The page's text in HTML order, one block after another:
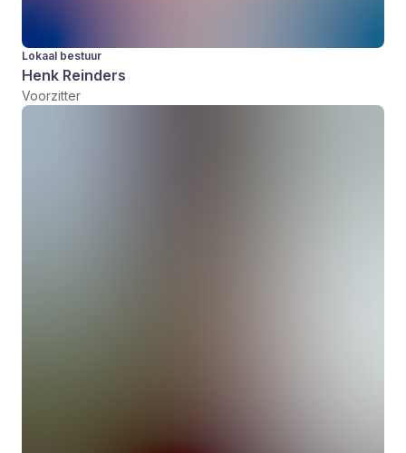
Lokaal bestuur
Henk Reinders
Voorzitter